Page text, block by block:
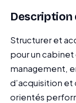
Description
Structurer et
pour un
management,
d’acquisition
orientés